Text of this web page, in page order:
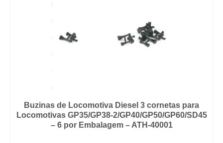
Buzinas de Locomotiva Diesel 3 cornetas para
Locomotivas GP35/GP38-2/GP40/GP50/GP60/SD45
– 6 por Embalagem – ATH-40001